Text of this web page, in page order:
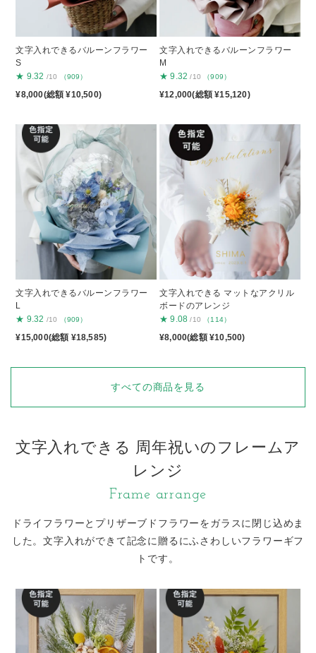
文字入れできるバルーンフラワー
S
★ 9.32 /10 （909）
¥8,000(総額 ¥10,500)
文字入れできるバルーンフラワー
M
★ 9.32 /10 （909）
¥12,000(総額 ¥15,120)
文字入れできるバルーンフラワー
L
★ 9.32 /10 （909）
¥15,000(総額 ¥18,585)
文字入れできる マットなアクリル
ボードのアレンジ
★ 9.08 /10 （114）
¥8,000(総額 ¥10,500)
すべての商品を見る
文字入れできる 周年祝いのフレームア
レンジ
Frame arrange
ドライフラワーとプリザーブドフラワーをガラスに閉じ込めま
した。文字入れができて記念に贈るにふさわしいフラワーギフ
トです。